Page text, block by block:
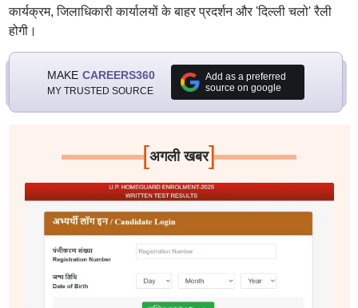
कार्यक्रम, जिलाधिकारी कार्यालयों के बाहर प्रदर्शन और 'दिल्ली चलो' रैली
होगी।
MAKE CAREERS360
MY TRUSTED SOURCE
Add as a preferred
source on google
[अगली खबर]